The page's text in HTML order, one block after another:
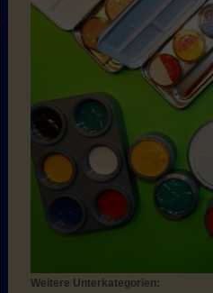
Weitere Unterkategorien: